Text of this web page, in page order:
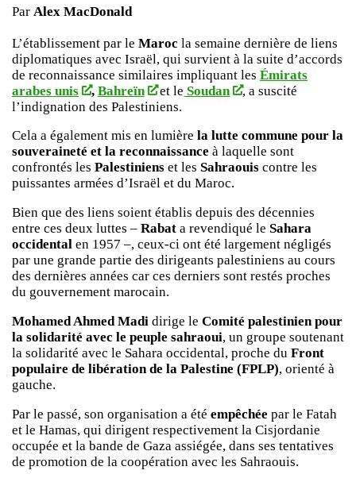
Par Alex MacDonald
L’établissement par le Maroc la semaine dernière de liens
diplomatiques avec Israël, qui survient à la suite d’accords
de reconnaissance similaires impliquant les Émirats
arabes unis
, Bahreïn et le Soudan
, a suscité
l’indignation des Palestiniens.
Cela a également mis en lumière la lutte commune pour la
souveraineté et la reconnaissance à laquelle sont
confrontés les Palestiniens et les Sahraouis contre les
puissantes armées d’Israël et du Maroc.
Bien que des liens soient établis depuis des décennies
entre ces deux luttes – Rabat a revendiqué le Sahara
occidental en 1957 –, ceux-ci ont été largement négligés
par une grande partie des dirigeants palestiniens au cours
des dernières années car ces derniers sont restés proches
du gouvernement marocain.
Mohamed Ahmed Madi dirige le Comité palestinien pour
la solidarité avec le peuple sahraoui, un groupe soutenant
la solidarité avec le Sahara occidental, proche du Front
populaire de libération de la Palestine (FPLP), orienté à
gauche.
Par le passé, son organisation a été empêchée par le Fatah
et le Hamas, qui dirigent respectivement la Cisjordanie
occupée et la bande de Gaza assiégée, dans ses tentatives
de promotion de la coopération avec les Sahraouis.